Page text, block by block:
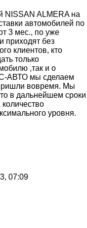
NISSAN ALMERA на
автомобилей по
3 мес., по уже
приходят без
клиентов, кто
только
,так и о
АВТО мы сделаем
вовремя. Мы
в дальнейшем сроки
уровня.
07:09